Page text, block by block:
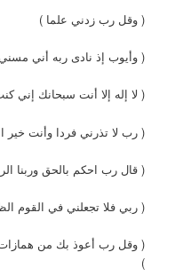
( وقل رب زدني علما )
( وأيوب إذ نادى ربه أني
( لا إله إلا أنت سبحانك إني
( رب لا تذرني فردا وأنت خير
( قال رب احكم بالحق وربنا
( ربي فلا تجعلني في القوم
( وقل رب أعوذ بك من
)